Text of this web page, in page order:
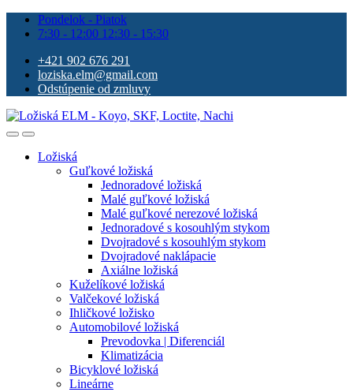
Pondelok - Piatok
7:30 - 12:00 12:30 - 15:30
+421 902 676 291
loziska.elm@gmail.com
Odstúpenie od zmluvy
Ložiská
Guľkové ložiská
Jednoradové ložiská
Malé guľkové ložiská
Malé guľkové nerezové ložiská
Jednoradové s kosouhlým stykom
Dvojradové s kosouhlým stykom
Dvojradové naklápacie
Axiálne ložiská
Kuželíkové ložiská
Valčekové ložiská
Ihličkové ložisko
Automobilové ložiská
Prevodovka | Diferenciál
Klimatizácia
Bicyklové ložiská
Lineárne